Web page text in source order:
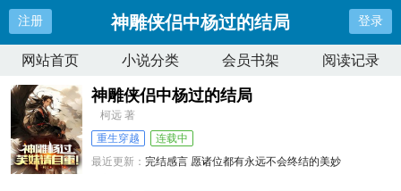
注册 神雕侠侣中杨过的结局 登录
网站首页 小说分类 会员书架 阅读记录
神雕侠侣中杨过的结局
柯远 著
重生穿越
连载中
最近更新：完结感言 愿诸位都有永远不会终结的美妙